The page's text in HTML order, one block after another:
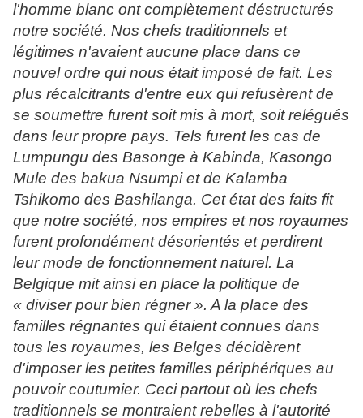
l'homme blanc ont complètement déstructurés
notre société. Nos chefs traditionnels et
légitimes n'avaient aucune place dans ce
nouvel ordre qui nous était imposé de fait. Les
plus récalcitrants d'entre eux qui refusèrent de
se soumettre furent soit mis à mort, soit relégués
dans leur propre pays. Tels furent les cas de
Lumpungu des Basonge à Kabinda, Kasongo
Mule des bakua Nsumpi et de Kalamba
Tshikomo des Bashilanga. Cet état des faits fit
que notre société, nos empires et nos royaumes
furent profondément désorientés et perdirent
leur mode de fonctionnement naturel. La
Belgique mit ainsi en place la politique de
« diviser pour bien régner ». A la place des
familles régnantes qui étaient connues dans
tous les royaumes, les Belges décidèrent
d'imposer les petites familles périphériques au
pouvoir coutumier. Ceci partout où les chefs
traditionnels se montraient rebelles à l'autorité